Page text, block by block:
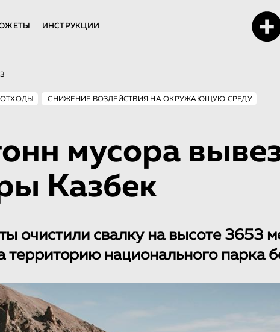
ИНСТРУКЦИИ
ОТХОДЫ СНИЖЕНИЕ ВОЗДЕЙСТВИЯ НА ОКРУЖАЮЩУЮ СРЕДУ
мусора
Казбек
очистили свалку на высоте 3653
территорию национального парка